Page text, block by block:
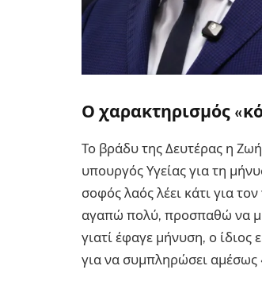
Ο χαρακτηρισμός
Το βράδυ της Δευτέρας η
υπουργός Υγείας για τη
σοφός λαός λέει κάτι για
αγαπώ πολύ, προσπαθώ να
γιατί έφαγε μήνυση, ο ίδιος
για να συμπληρώσει αμέσως